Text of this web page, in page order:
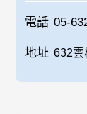
電話 05-
地址 632雲